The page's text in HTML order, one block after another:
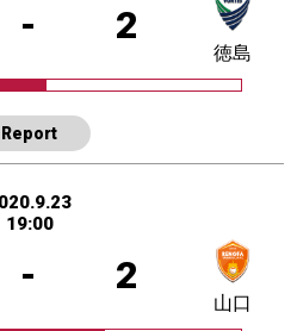
- 2
徳島
Report
19:00
- 2
山口